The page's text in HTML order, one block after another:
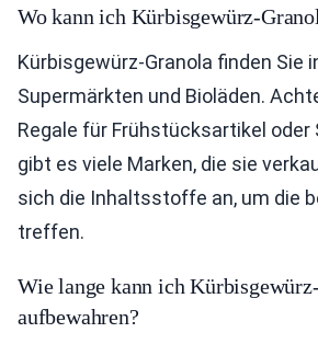
Wo kann ich Kürbisgewürz-
Kürbisgewürz-Granola finden Sie
Supermärkten und Bioläden.
Regale für Frühstücksartikel oder
gibt es viele Marken, die sie
sich die Inhaltsstoffe an, um die
treffen.
Wie lange kann ich
aufbewahren?